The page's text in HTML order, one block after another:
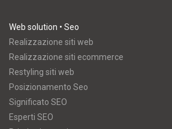
Web solution • Seo
Realizzazione siti web
Realizzazione siti ecommerce
Restyling siti web
Posizionamento Seo
Significato SEO
Esperti SEO